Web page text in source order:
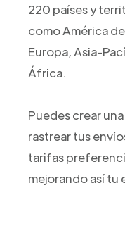
220 países y
como América
Europa, Asia-
África.
Puedes crear
rastrear tus
tarifas
mejorando así tu